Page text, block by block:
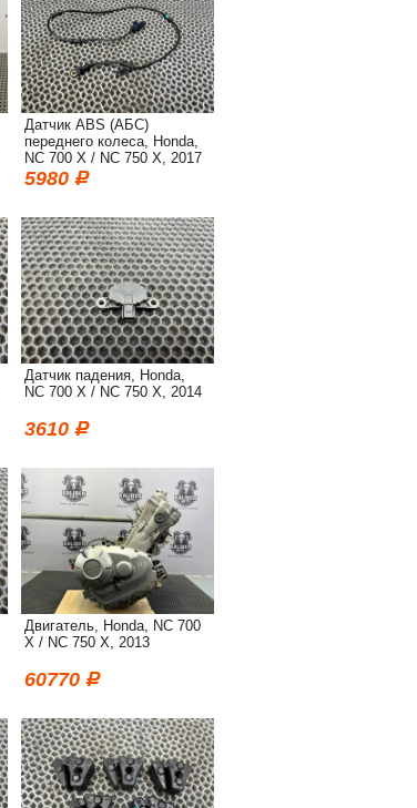
Датчик ABS (АБС)
переднего колеса, Honda,
NC 700 X / NC 750 X, 2017
5980
Датчик падения, Honda,
NC 700 X / NC 750 X, 2014
3610
Двигатель, Honda, NC 700
X / NC 750 X, 2013
60770